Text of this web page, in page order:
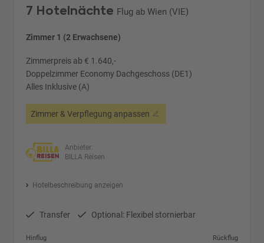
7 Hotelnächte Flug ab Wien (VIE)
Zimmer 1 (2 Erwachsene)
Zimmerpreis ab € 1.640,-
Doppelzimmer Economy Dachgeschoss (DE1)
Alles Inklusive (A)
Zimmer & Verpflegung anpassen
Anbieter:
BILLA Reisen
Hotelbeschreibung anzeigen
Transfer Optional: Flexibel stornierbar
Hinflug
Rückflug